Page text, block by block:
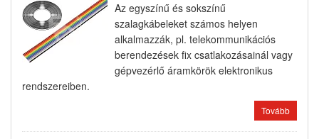
Az egyszínű és sokszínű
szalagkábeleket számos helyen
alkalmazzák, pl. telekommunikációs
berendezések fix csatlakozásainál vagy
gépvezérlő áramkörök elektronikus
rendszereiben.
Tovább